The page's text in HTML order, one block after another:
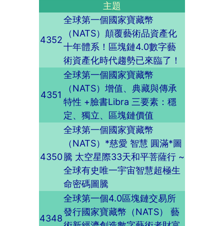
主題
4352
全球第一個國家寶藏幣
（NATS）顛覆藝術品資產化
十年體系！區塊鏈4.0數字藝
術資產化時代趨勢已來臨了！
4351
全球第一個國家寶藏幣
（NATS）增值、典藏與傳承
特性 +臉書Libra 三要素：穩
定、獨立、區塊鏈價值
4350
全球第一個國家寶藏幣
（NATS）*慈愛 智慧 圓滿*圖
騰 太空星際33天和平菩薩行 ~
全球有史唯一宇宙智慧超極生
命密碼圖騰
4348
全球第一個4.0區塊鏈交易所
發行國家寶藏幣（NATS） 藝